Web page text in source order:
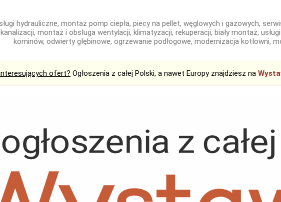
hydrauliczne, montaż pomp ciepła, piecy na pellet, węglowych i gazowych,
kanalizacji, montaż i obsługa wentylacji, klimatyzacji, rekuperacji, biały montaż,
kominów, odwierty głębinowe, ogrzewanie podłogowe, modernizacja kotłowni,
ofert? Ogłoszenia z całej Polski, a nawet Europy znajdziesz na